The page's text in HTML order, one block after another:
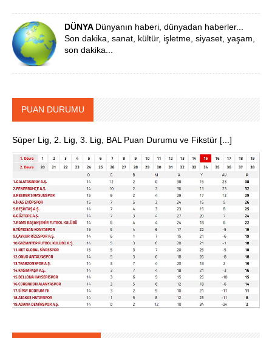
DÜNYA Dünyanın haberi, dünyadan haberler...
Son dakika, sanat, kültür, işletme, siyaset, yaşam,
son dakika...
PUAN DURUMU
Süper Lig, 2. Lig, 3. Lig, BAL Puan Durumu ve Fikstür [...]